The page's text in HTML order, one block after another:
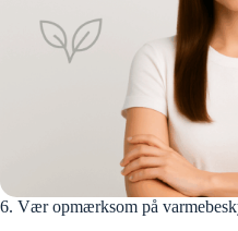
6. Vær opmærksom på